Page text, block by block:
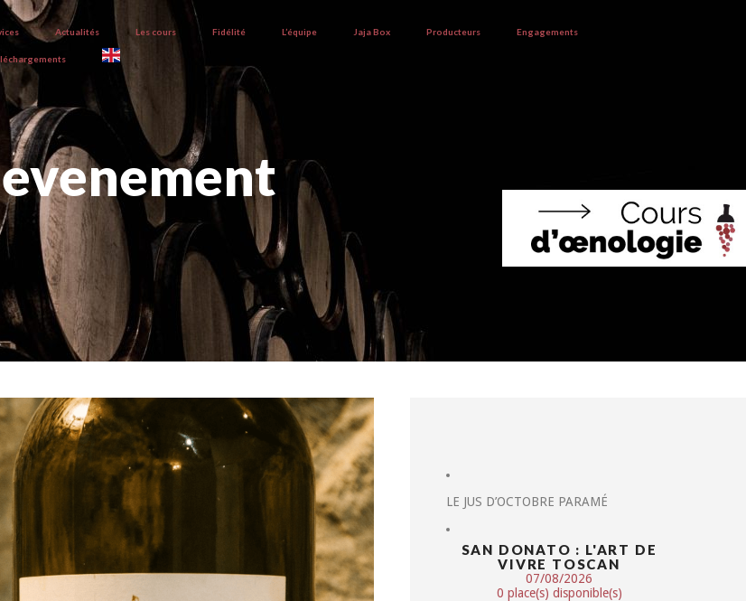
Actualités Les cours Fidélité L’équipe Jaja Box Producteurs Engagements
evenement
LE JUS D’OCTOBRE PARAMÉ
SAN DONATO : L'ART DE
VIVRE TOSCAN
07/08/2026
0 place(s) disponible(s)